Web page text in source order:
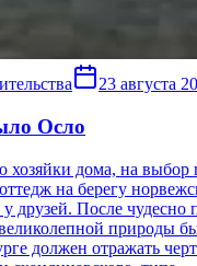
23 августа
Осло
дома, на выбор
на берегу
у друзей. После
природы
должен отражать